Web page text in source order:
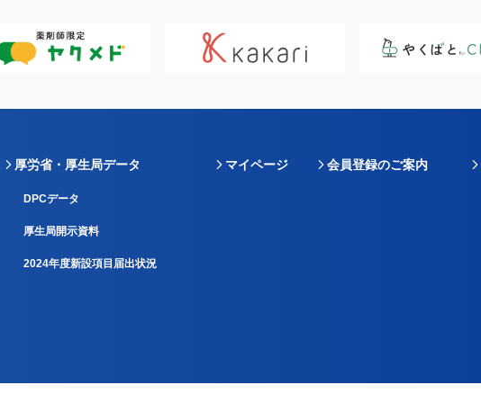
厚労省・厚生局データ
DPCデータ
厚生局開示資料
2024年度新設項目届出状況
マイページ 会員登録のご案内